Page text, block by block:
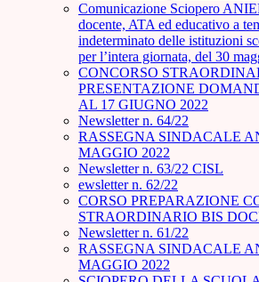
Comunicazione Sciopero
docente, ATA ed educativo a
indeterminato delle istituzioni
per l’intera giornata, del 30
CONCORSO
PRESENTAZIONE
AL 17 GIUGNO 2022
Newsletter n. 64/22
RASSEGNA SINDACALE
MAGGIO 2022
Newsletter n. 63/22 CISL
ewsletter n. 62/22
CORSO PREPARAZIONE
STRAORDINARIO BIS
Newsletter n. 61/22
RASSEGNA SINDACALE
MAGGIO 2022